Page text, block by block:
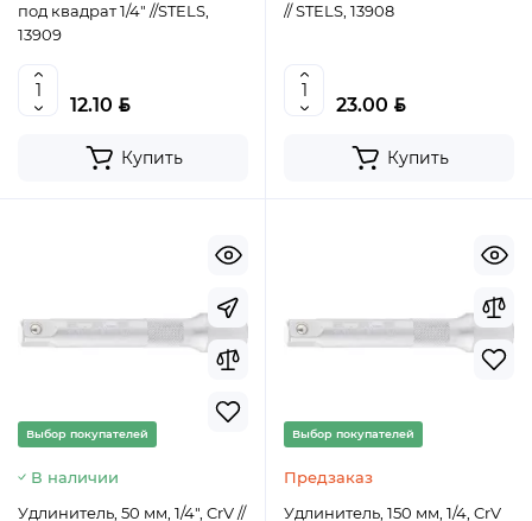
под квадрат 1/4" //STELS,
13909
12.10 BYN
Купить
// STELS, 13908
23.00 BYN
Купить
Выбор покупателей
В наличии
Удлинитель, 50 мм, 1/4", CrV //
Выбор покупателей
Предзаказ
Удлинитель, 150 мм, 1/4, CrV